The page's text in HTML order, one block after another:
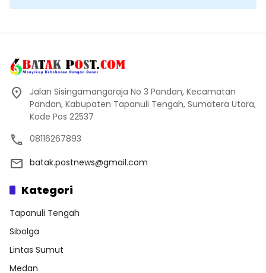
Jalan Sisingamangaraja No 3 Pandan, Kecamatan
Pandan, Kabupaten Tapanuli Tengah, Sumatera Utara,
Kode Pos 22537
08116267893
batak.postnews@gmail.com
Kategori
Tapanuli Tengah
Sibolga
Lintas Sumut
Medan